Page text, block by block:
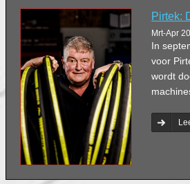
Pirtek:
Mrt-Apr
In
voor
wordt